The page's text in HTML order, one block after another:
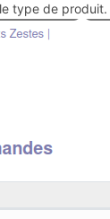
type de